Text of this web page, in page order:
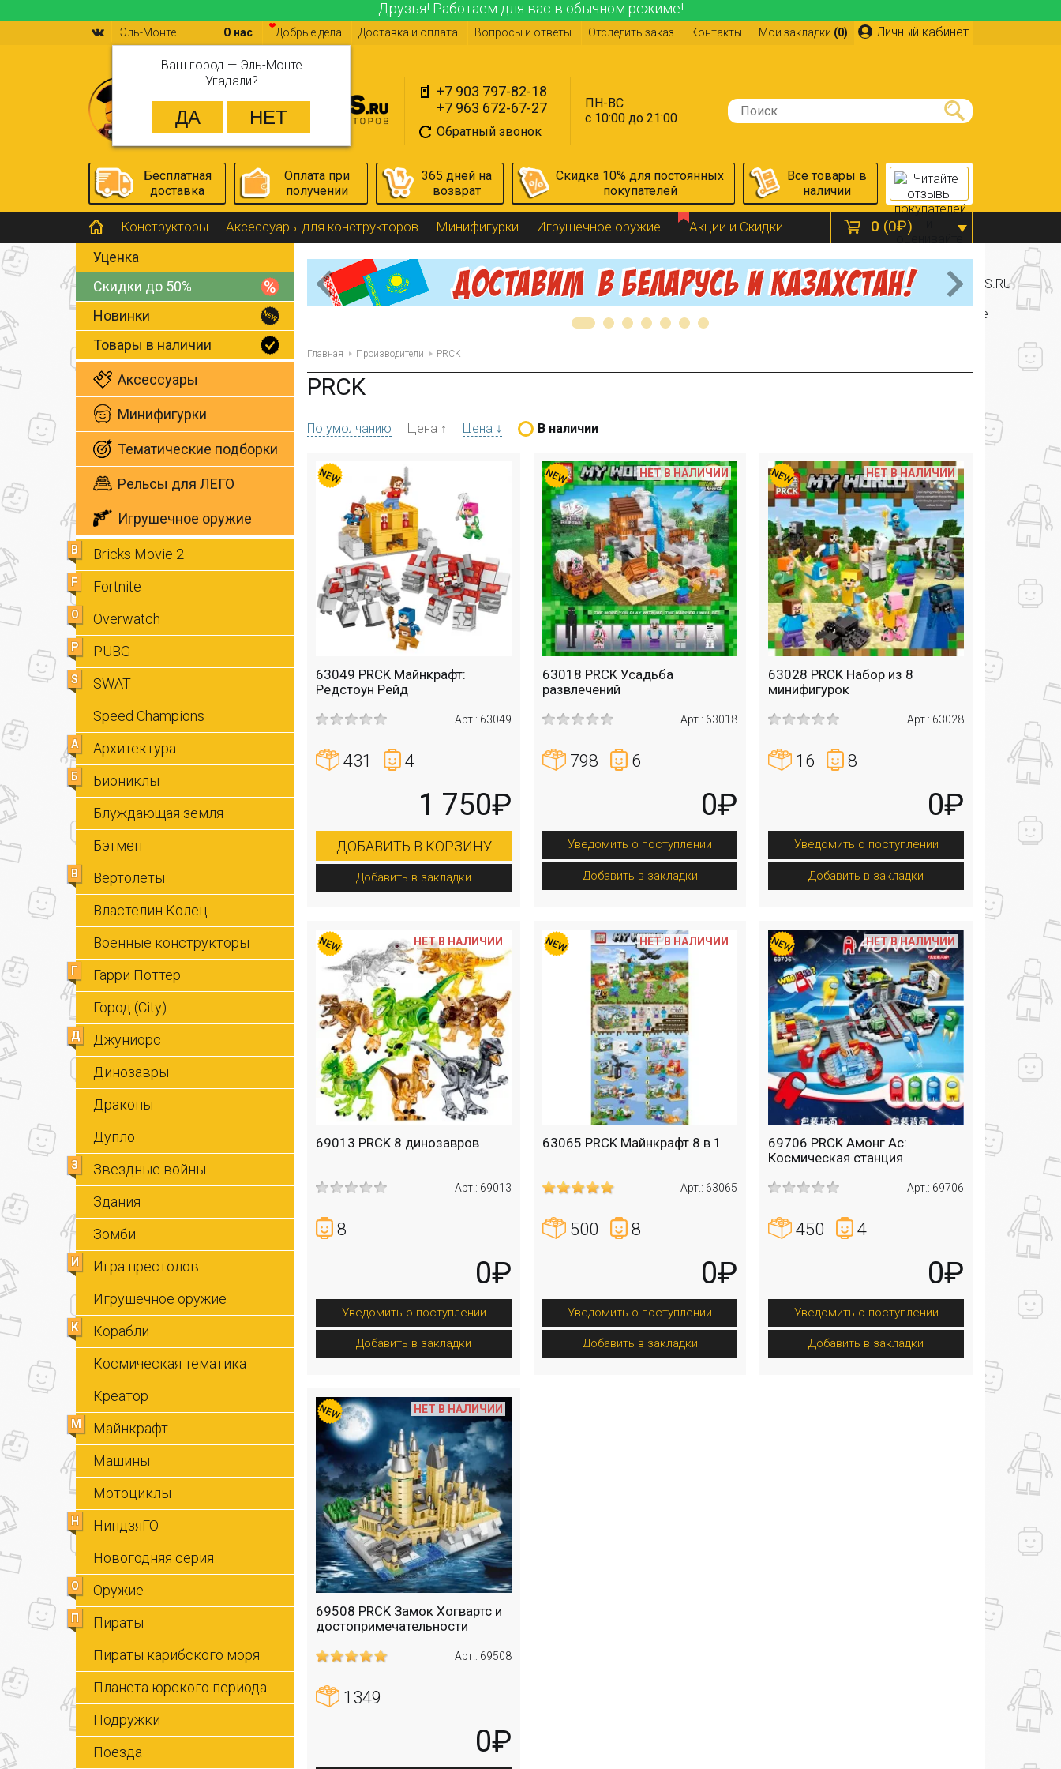
Друзья! Работаем для вас в обычном режиме!
Эль-Монте
Ваш город — Эль-Монте
Угадали?
Личный кабинет
О нас Добрые дела Доставка и оплата Вопросы и ответы Отследить заказ Контакты Мои закладки (0)
+7 903 797-82-18
+7 963 672-67-27
Обратный звонок
ПН-ВС
с 10:00 до 21:00
0 (0₽)
Бесплатная
доставка
Оплата при
получении
365 дней на
возврат
Скидка 10% для постоянных
покупателей
Все товары в
наличии
Конструкторы Аксессуары для конструкторов Минифигурки Игрушечное оружие Акции и Скидки
Уценка
Скидки до 50%
Новинки
Товары в наличии
Аксессуары
Минифигурки
Тематические подборки
Рельсы для ЛЕГО
Игрушечное оружие
B Bricks Movie 2
F Fortnite
O Overwatch
P PUBG
S
SWAT
Speed Champions
А Архитектура
Б
Биониклы
Блуждающая земля
Бэтмен
В
Вертолеты
Властелин Колец
Военные конструкторы
Г
Гарри Поттер
Город (City)
Д
Джуниорс
Динозавры
Драконы
Дупло
З
Звездные войны
Здания
Зомби
И
Игра престолов
Игрушечное оружие
К
Корабли
Космическая тематика
Креатор
М
Майнкрафт
Машины
Мотоциклы
Н
НиндзяГО
Новогодняя серия
О Оружие
П
Пираты
Пираты карибского моря
Планета юрского периода
Подружки
Поезда
Главная Производители PRCK
PRCK
По умолчанию Цена ↑ Цена ↓ В наличии
63049 PRCK Майнкрафт:
Редстоун Рейд
Арт.: 63049
431 4
1 750₽
ДОБАВИТЬ В КОРЗИНУ
Добавить в закладки
63018 PRCK Усадьба
развлечений
Арт.: 63018
798 6
0₽
Уведомить о поступлении
Добавить в закладки
НЕТ В НАЛИЧИИ
63028 PRCK Набор из 8
минифигурок
Арт.: 63028
16 8
0₽
Уведомить о поступлении
Добавить в закладки
НЕТ В НАЛИЧИИ
69013 PRCK 8 динозавров
Арт.: 69013
8
0₽
Уведомить о поступлении
Добавить в закладки
НЕТ В НАЛИЧИИ
63065 PRCK Майнкрафт 8 в 1
Арт.: 63065
500 8
0₽
Уведомить о поступлении
Добавить в закладки
НЕТ В НАЛИЧИИ
69706 PRCK Амонг Ас:
Космическая станция
Арт.: 69706
450 4
0₽
Уведомить о поступлении
Добавить в закладки
НЕТ В НАЛИЧИИ
69508 PRCK Замок Хогвартс и
достопримечательности
Арт.: 69508
1349
0₽
НЕТ В НАЛИЧИИ